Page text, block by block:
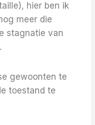
hier ben ik
meer die
stagnatie van
gewoonten te
toestand te